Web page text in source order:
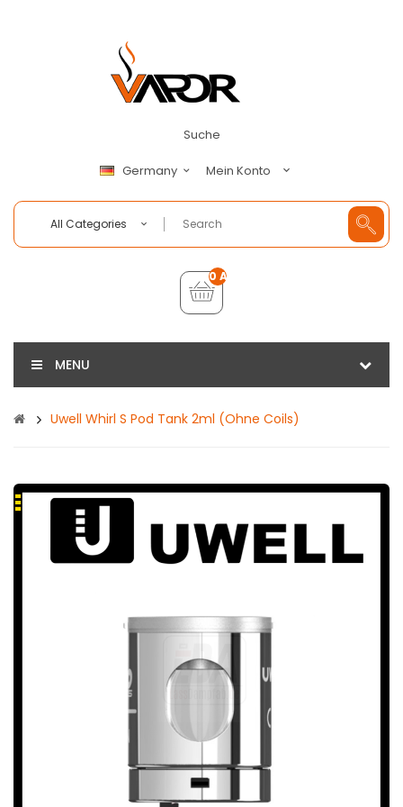
Suche
Germany Mein Konto
All Categories
0 Artikel - €0,00
MENU
Uwell Whirl S Pod Tank 2ml (ohne Coils)